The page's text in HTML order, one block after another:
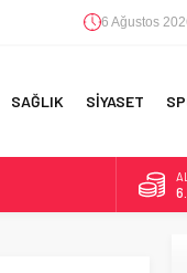
6 Ağustos
SAĞLIK SİYASET